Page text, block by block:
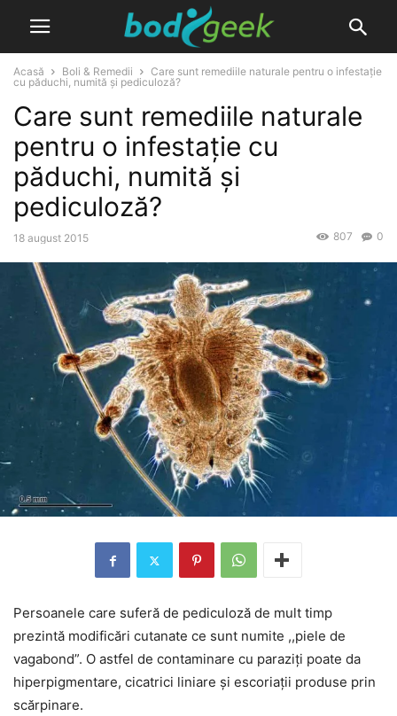
Acasă Boli & Remedii
Care sunt remediile naturale pentru o infestație
cu păduchi, numită și pediculoză?
Care sunt remediile naturale
pentru o infestație cu
păduchi, numită și
pediculoză?
18 august 2015 0
807
Persoanele care suferă de pediculoză de mult timp
prezintă modificări cutanate ce sunt numite ,,piele de
vagabond”. O astfel de contaminare cu paraziți poate da
hiperpigmentare, cicatrici liniare și escoriații produse prin
scărpinare.